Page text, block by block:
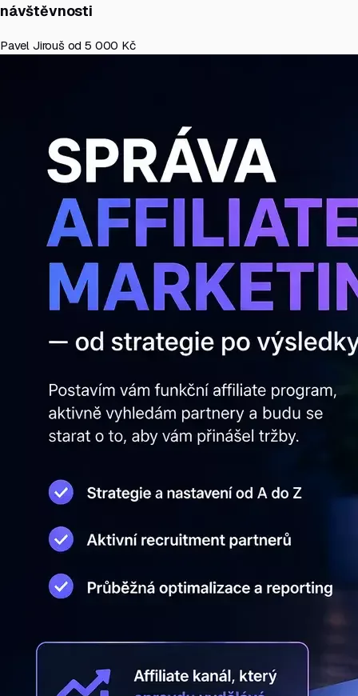
návštěvnosti
Pavel Jirouš od 5 000 Kč